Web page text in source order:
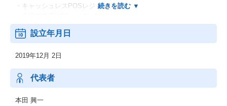
・キャッシュレスPOSレジ No.1
*日本マーケティングリサーチ機構 ブランドのイメージ調査※2021
年1月設立年月日
2019年12月 2日
代表者
本田 興一